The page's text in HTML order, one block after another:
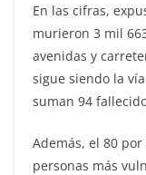
En las cifras,
murieron 3 mil
avenidas y
sigue siendo la
suman 94
Además, el 80
personas más